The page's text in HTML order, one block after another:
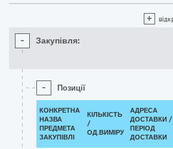
+
- Закупівля:
- Позиції
КОНКРЕТНА
НАЗВА
ПРЕДМЕТА
ЗАКУПІВЛІ
КІЛЬКІСТЬ
/
ОД.ВИМІРУ
АДРЕСА
ДОСТАВКИ /
ПЕРІОД
ДОСТАВКИ